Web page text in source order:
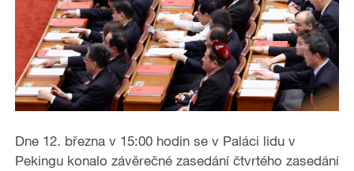
Dne 12. března v 15:00 hodin se v Paláci lidu v
Pekingu konalo závěrečné zasedání čtvrtého zasedání